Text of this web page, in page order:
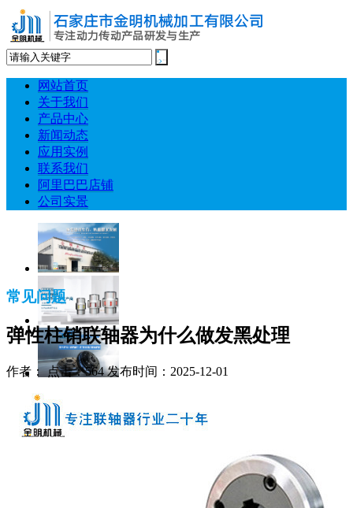
网站首页
关于我们
产品中心
新闻动态
应用实例
联系我们
阿里巴巴店铺
公司实景
常见问题
弹性柱销联轴器为什么做发黑处理
作者： 点击：564 发布时间：2025-12-01